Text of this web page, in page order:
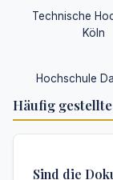
Technische
Köln
Hochschule
Häufig
Sind die